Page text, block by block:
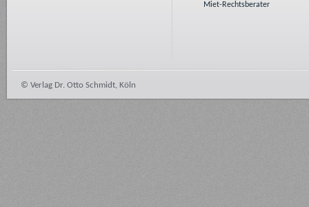
Miet-Rechtsberater
© Verlag Dr. Otto Schmidt, Köln